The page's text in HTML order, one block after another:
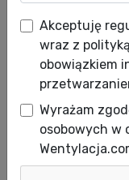
DOMOWE
PORADNIK
Data publikacji:
Data aktualizacji:
Akceptuję
wraz z
obowiązkiem
Wyrażam
osobowych w